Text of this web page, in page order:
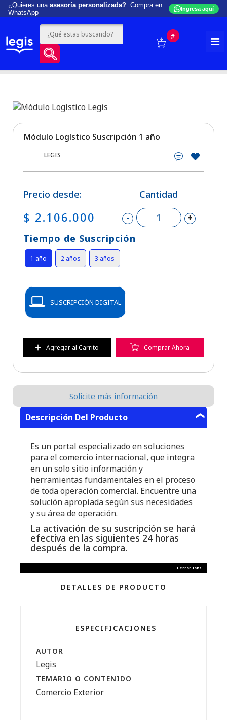
¿Quieres una asesoría personalizada? Compra en
WhatsApp
Ingresa aquí
#
Módulo Logístico Suscripción 1 año
LEGIS
Precio desde:
$ 2.106.000
Cantidad
- +
Tiempo de Suscripción
1 año 2 años 3 años
SUSCRIPCIÓN DIGITAL
Agregar al Carrito Comprar Ahora
Solicite más información
Descripción Del Producto
Es un portal especializado en soluciones
para el comercio internacional, que integra
en un solo sitio información y
herramientas fundamentales en el proceso
de toda operación comercial. Encuentre una
solución apropiada según sus necesidades
y su área de operación.
La activación de su suscripción se hará
efectiva en las siguientes 24 horas
después de la compra.
Cerrar Tabs
DETALLES DE PRODUCTO
ESPECIFICACIONES
AUTOR
Legis
TEMARIO O CONTENIDO
Comercio Exterior